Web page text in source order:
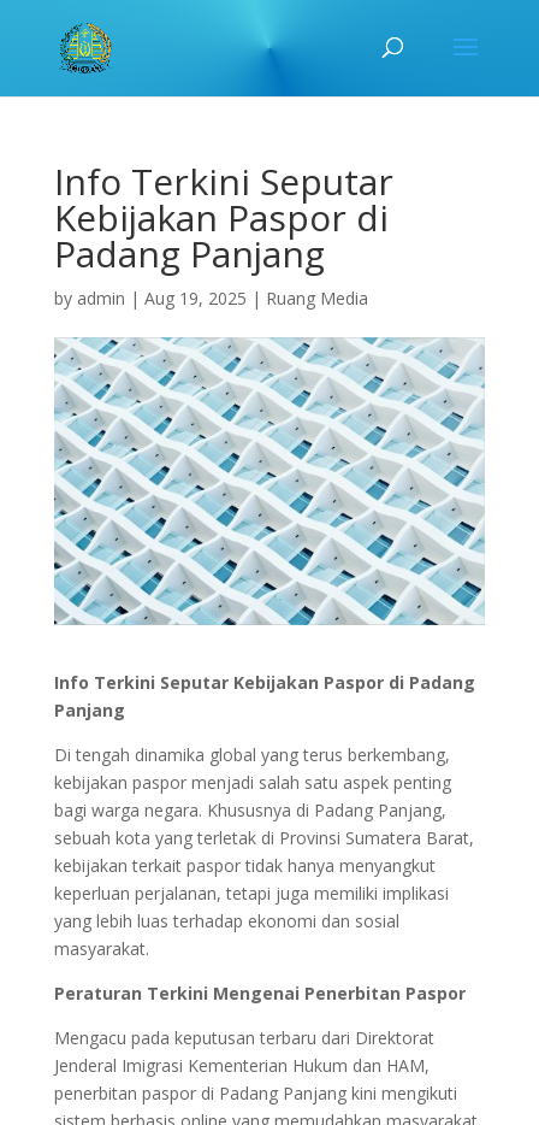
Info Terkini Seputar
Kebijakan Paspor di
Padang Panjang
by admin | Aug 19, 2025 | Ruang Media
Info Terkini Seputar Kebijakan Paspor di Padang
Panjang
Di tengah dinamika global yang terus berkembang,
kebijakan paspor menjadi salah satu aspek penting
bagi warga negara. Khususnya di Padang Panjang,
sebuah kota yang terletak di Provinsi Sumatera Barat,
kebijakan terkait paspor tidak hanya menyangkut
keperluan perjalanan, tetapi juga memiliki implikasi
yang lebih luas terhadap ekonomi dan sosial
masyarakat.
Peraturan Terkini Mengenai Penerbitan Paspor
Mengacu pada keputusan terbaru dari Direktorat
Jenderal Imigrasi Kementerian Hukum dan HAM,
penerbitan paspor di Padang Panjang kini mengikuti